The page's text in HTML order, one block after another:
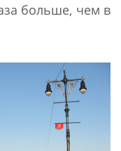
больше, чем в